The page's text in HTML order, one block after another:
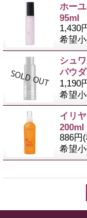
ホー
95ml
1,430
希望
シュ
パウ
1,190
希望
イリ
200ml
886円
希望